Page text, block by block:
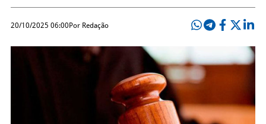
20/10/2025 06:00Por Redação